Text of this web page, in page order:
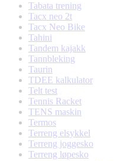
Tabata trening
Tacx neo 2t
Tacx Neo Bike
Tahini
Tandem kajakk
Tannbleking
Taurin
TDEE kalkulator
Telt test
Tennis Racket
TENS maskin
Termos
Terreng elsykkel
Terreng joggesko
Terreng løpesko